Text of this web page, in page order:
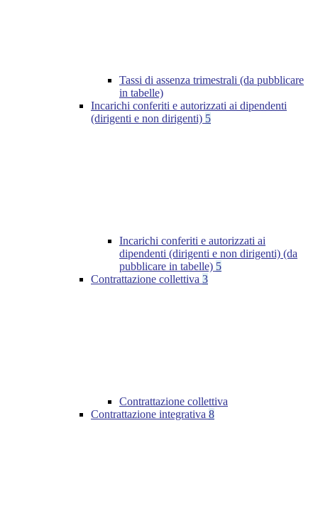
Tassi di assenza trimestrali (da pubblicare
in tabelle)
Incarichi conferiti e autorizzati ai dipendenti
(dirigenti e non dirigenti) 5
Incarichi conferiti e autorizzati ai
dipendenti (dirigenti e non dirigenti) (da
pubblicare in tabelle) 5
Contrattazione collettiva 3
Contrattazione collettiva
Contrattazione integrativa 8